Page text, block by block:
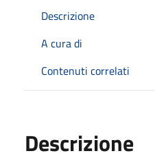
Descrizione
A cura di
Contenuti correlati
Descrizione